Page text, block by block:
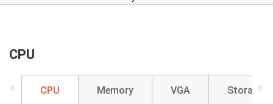
CPU
CPU Memory VGA Storage